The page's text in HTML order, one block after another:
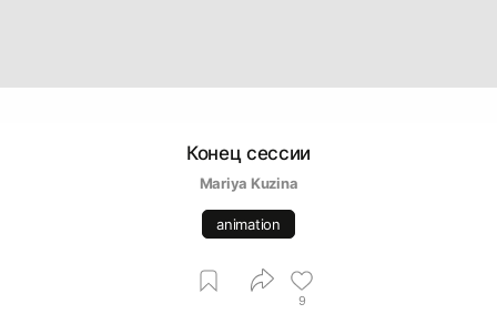
Конец сессии
Mariya Kuzina
animation
9